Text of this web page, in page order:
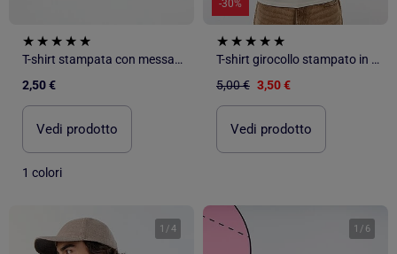
T-shirt stampata con messaggio
2,50 €
Vedi prodotto
1 colori
-30%
T-shirt girocollo stampato in cotone
5,00 € 3,50 €
Vedi prodotto
1 /4 1 / 6